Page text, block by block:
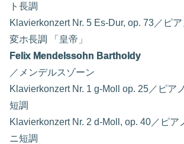
ト長調
Klavierkonzert Nr. 5 Es-Dur, op. 73／ピ
変ホ長調 「皇帝」
Felix Mendelssohn Bartholdy
／メンデルスゾーン
Klavierkonzert Nr. 1 g-Moll op. 25／ピア
短調
Klavierkonzert Nr. 2 d-Moll, op. 40／ピア
ニ短調